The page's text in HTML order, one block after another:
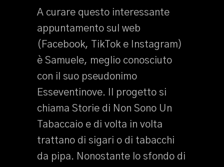
A curare questo interessante
appuntamento sul web
(Facebook, TikTok e Instagram)
è Samuele, meglio conosciuto
con il suo pseudonimo
Esseventinove. Il progetto si
chiama Storie di Non Sono Un
Tabaccaio e di volta in volta
trattano di sigari o di tabacchi
da pipa. Nonostante lo sfondo di